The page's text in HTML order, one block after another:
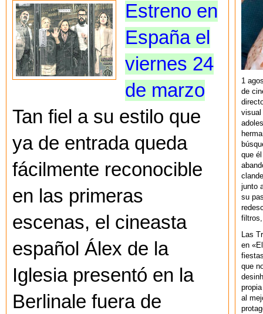
Estreno en
España el
viernes 24
de marzo
Tan fiel a su estilo que
ya de entrada queda
fácilmente reconocible
en las primeras
escenas, el cineasta
español Álex de la
Iglesia presentó en la
Berlinale fuera de
1
de
visual
que
junto
su
filtros,
Las
en
que
al